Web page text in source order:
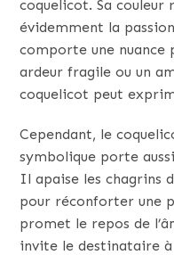
coquelicot. Sa couleur
évidemment la
comporte une nuance
ardeur fragile ou un
coquelicot peut
Cependant, le
symbolique porte
Il apaise les chagrins
pour réconforter une
promet le repos de
invite le destinataire